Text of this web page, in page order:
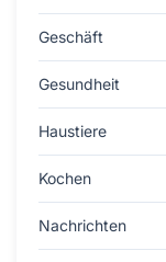
Geschäft
Gesundheit
Haustiere
Kochen
Nachrichten